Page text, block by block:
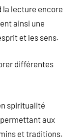
la lecture encore
ainsi une
et les sens.
différentes
spiritualité
aux
et traditions.